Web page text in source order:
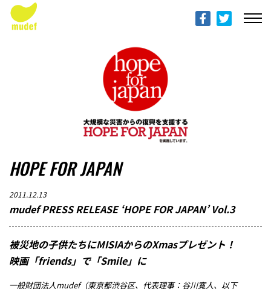
ABOUT mudef（Rhythmedia Foundation）
PROFILES
団体概要
PROJECTS & ACTITIVIES
プロジェクト
DONATION
PROGRESS REPORTS
活動報告
MESSAGE
メッセージ
HOPE FOR JAPAN
2011.12.13
mudef PRESS RELEASE ‘HOPE FOR JAPAN’ Vol.3
被災地の子供たちにMISIAからのXmasプレゼント！
映画「friends」で「Smile」に
一般財団法人mudef（東京都渋谷区、代表理事：谷川寛人、以下